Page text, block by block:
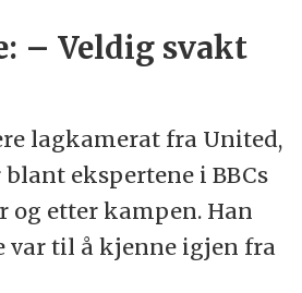
– Veldig svakt
lagkamerat fra United,
ekspertene i BBCs
og etter kampen. Han
var til å kjenne igjen fra